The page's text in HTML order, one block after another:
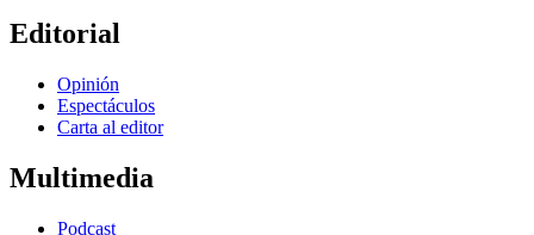
Editorial
Opinión
Espectáculos
Carta al editor
Multimedia
Podcast